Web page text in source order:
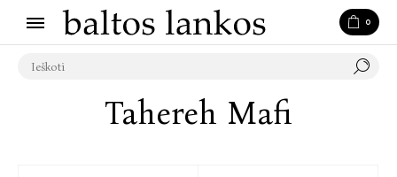
0
Tahereh Mafi